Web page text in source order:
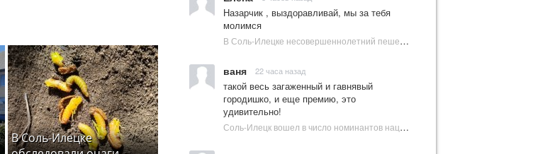
В Соль-Илецке
Назарчик , выздоравливай, мы за тебя
молимся
В Соль-Илецке несовершеннолетний пешеход попал под колеса автомобиля | Новости Соль-Илецка
ваня 22 часа назад
такой весь загаженный и гавнявый
городишко, и еще премию, это
удивительно!
Соль-Илецк вошел в число номинантов национальной туристической премии Russian Traveler Awards | Новости Соль-Илецка